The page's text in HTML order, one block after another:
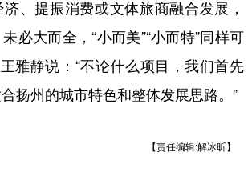
提振消费或文体旅商融合发展，
必大而全，“小而美”“小而特”同样可
王雅静说：“不论什么项目，我们首先
扬州的城市特色和整体发展思路。”
【责任编辑:解冰昕】